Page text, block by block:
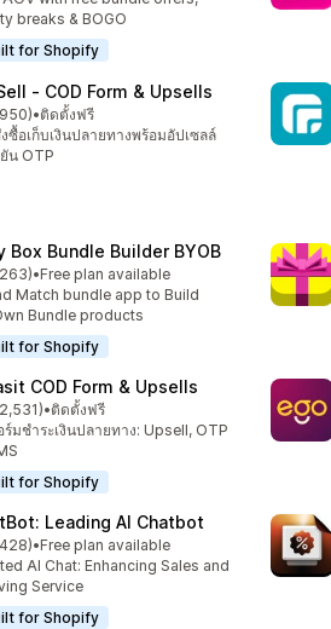
breaks & BOGO
for Shopify
‑ COD Form & Upsells
5 ดาว
950 รีวิว
•ติดตั้งฟรี
ซื้อเก็บเงินปลายทางพร้อมอัปเซลล์
น OTP
Box Bundle Builder BYOB
5 ดาว
263 รีวิว
•Free plan available
Match bundle app to Build
Bundle products
for Shopify
COD Form & Upsells
5 ดาว
รีวิว
•ติดตั้งฟรี
มชำระเงินปลายทาง: Upsell, OTP
for Shopify
Leading AI Chatbot
5 ดาว
428 รีวิว
•Free plan available
AI Chat: Enhancing Sales and
Service
for Shopify